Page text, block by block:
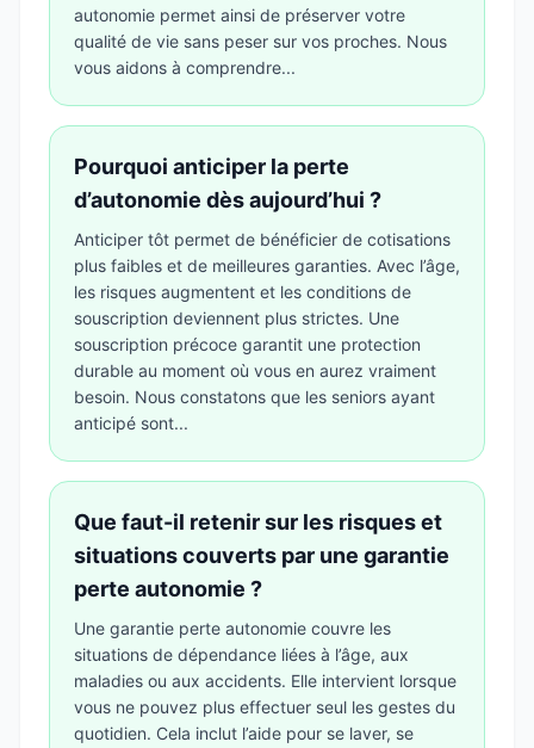
autonomie permet ainsi de préserver votre
qualité de vie sans peser sur vos proches. Nous
vous aidons à comprendre...
Pourquoi anticiper la perte
d’autonomie dès aujourd’hui ?
Anticiper tôt permet de bénéficier de cotisations
plus faibles et de meilleures garanties. Avec l’âge,
les risques augmentent et les conditions de
souscription deviennent plus strictes. Une
souscription précoce garantit une protection
durable au moment où vous en aurez vraiment
besoin. Nous constatons que les seniors ayant
anticipé sont...
Que faut-il retenir sur les risques et
situations couverts par une garantie
perte autonomie ?
Une garantie perte autonomie couvre les
situations de dépendance liées à l’âge, aux
maladies ou aux accidents. Elle intervient lorsque
vous ne pouvez plus effectuer seul les gestes du
quotidien. Cela inclut l’aide pour se laver, se